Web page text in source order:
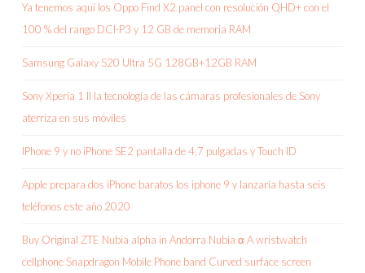
Ya tenemos aquí los Oppo Find X2 panel con resolución QHD+ con el
100 % del rango DCI-P3 y 12 GB de memoria RAM
Samsung Galaxy S20 Ultra 5G 128GB+12GB RAM
Sony Xperia 1 II la tecnología de las cámaras profesionales de Sony
aterriza en sus móviles
IPhone 9 y no iPhone SE2 pantalla de 4,7 pulgadas y Touch ID
Apple prepara dos iPhone baratos los iphone 9 y lanzaría hasta seis
teléfonos este año 2020
Buy Original ZTE Nubia alpha in Andorra Nubia α A wristwatch
cellphone Snapdragon Mobile Phone band Curved surface screen